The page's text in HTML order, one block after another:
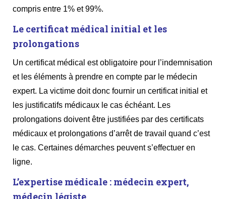
compris entre 1% et 99%.
Le certificat médical initial et les
prolongations
Un certificat médical est obligatoire pour l’indemnisation
et les éléments à prendre en compte par le médecin
expert. La victime doit donc fournir un certificat initial et
les justificatifs médicaux le cas échéant. Les
prolongations doivent être justifiées par des certificats
médicaux et prolongations d’arrêt de travail quand c’est
le cas. Certaines démarches peuvent s’effectuer en
ligne.
L’expertise médicale : médecin expert,